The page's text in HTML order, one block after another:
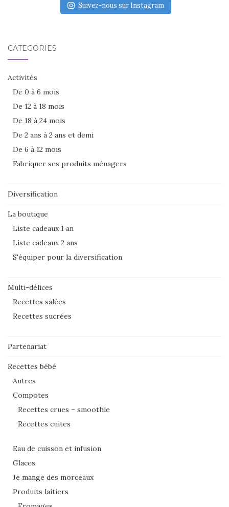
Suivez-nous sur Instagram
CATÉGORIES
Activités
De 0 à 6 mois
De 12 à 18 mois
De 18 à 24 mois
De 2 ans à 2 ans et demi
De 6 à 12 mois
Fabriquer ses produits ménagers
Diversification
La boutique
Liste cadeaux 1 an
Liste cadeaux 2 ans
S'équiper pour la diversification
Multi-délices
Recettes salées
Recettes sucrées
Partenariat
Recettes bébé
Autres
Compotes
Recettes crues – smoothie
Recettes cuites
Eau de cuisson et infusion
Glaces
Je mange des morceaux
Produits laitiers